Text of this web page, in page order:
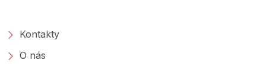
Kontakty
O nás